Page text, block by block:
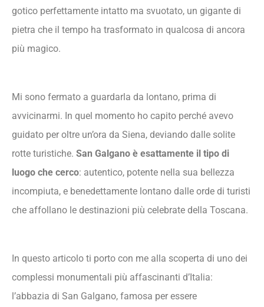
gotico perfettamente intatto ma svuotato, un gigante di
pietra che il tempo ha trasformato in qualcosa di ancora
più magico.
Mi sono fermato a guardarla da lontano, prima di
avvicinarmi. In quel momento ho capito perché avevo
guidato per oltre un’ora da Siena, deviando dalle solite
rotte turistiche. San Galgano è esattamente il tipo di
luogo che cerco: autentico, potente nella sua bellezza
incompiuta, e benedettamente lontano dalle orde di turisti
che affollano le destinazioni più celebrate della Toscana.
In questo articolo ti porto con me alla scoperta di uno dei
complessi monumentali più affascinanti d’Italia:
l’abbazia di San Galgano, famosa per essere